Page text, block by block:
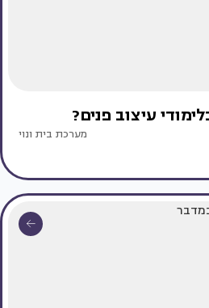
עיצוב פנים?
מערכת בית ונוי